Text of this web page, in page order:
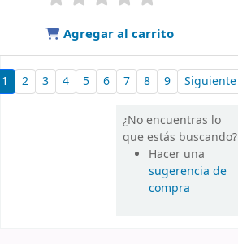
Agregar al carrito
1 2 3 4 5 6 7 8 9 Siguiente
¿No encuentras lo
que estás buscando?
Hacer una
sugerencia de
compra